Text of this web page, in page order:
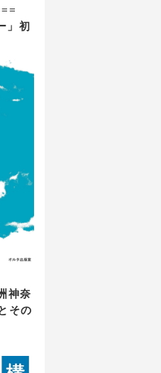
」初
神奈
その